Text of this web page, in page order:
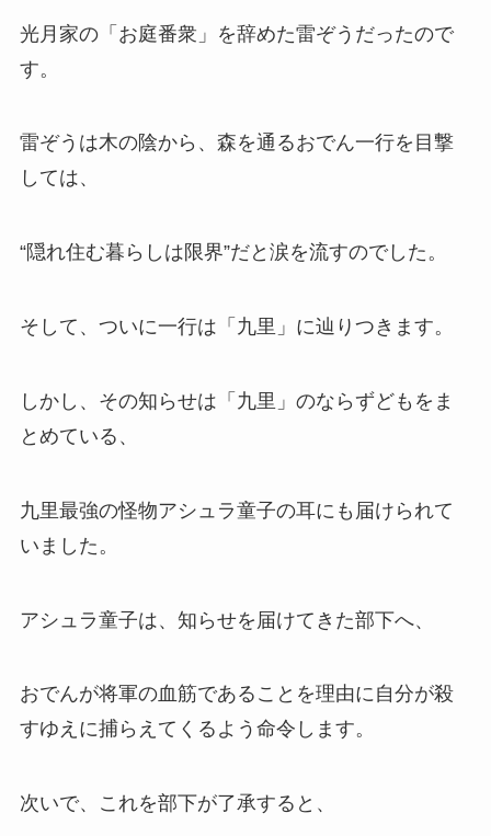
光月家の「お庭番衆」を辞めた雷ぞうだったので
す。
雷ぞうは木の陰から、森を通るおでん一行を目撃
しては、
“隠れ住む暮らしは限界”だと涙を流すのでした。
そして、ついに一行は「九里」に辿りつきます。
しかし、その知らせは「九里」のならずどもをま
とめている、
九里最強の怪物アシュラ童子の耳にも届けられて
いました。
アシュラ童子は、知らせを届けてきた部下へ、
おでんが将軍の血筋であることを理由に自分が殺
すゆえに捕らえてくるよう命令します。
次いで、これを部下が了承すると、